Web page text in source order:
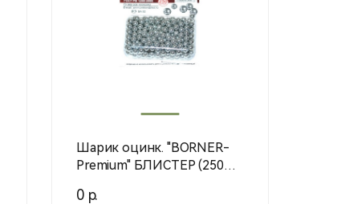
Шарик оцинк. "BORNER-
Premium" БЛИСТЕР (250
0 р.